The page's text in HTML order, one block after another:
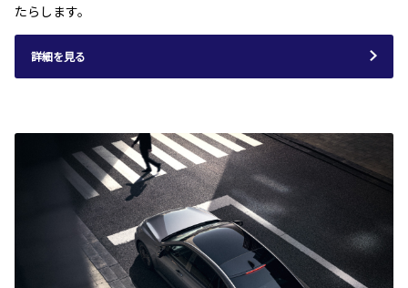
たらします。
詳細を見る